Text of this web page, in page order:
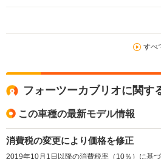
すべ
フォーツーカブリオに関す
この車種の最新モデル情報
消費税の変更により価格を修正